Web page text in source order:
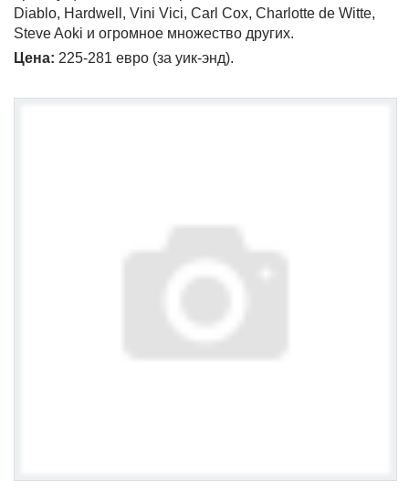
Diablo, Hardwell, Vini Vici, Carl Cox, Charlotte de Witte,
Steve Aoki и огромное множество других.
Цена: 225-281 евро (за уик-энд).